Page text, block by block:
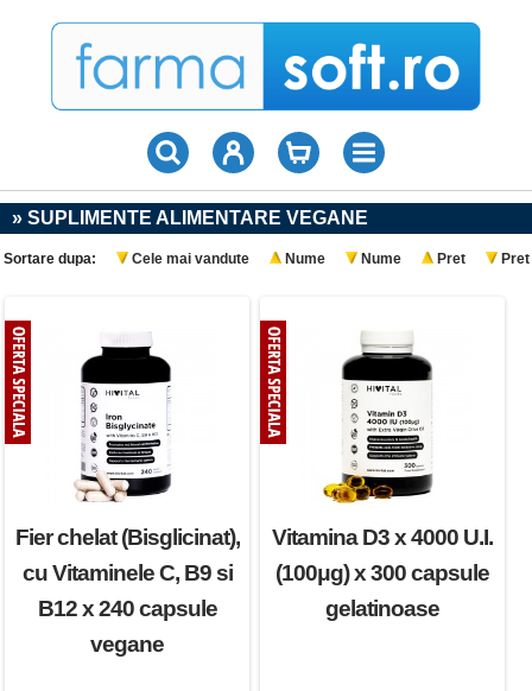
» SUPLIMENTE ALIMENTARE VEGANE
Sortare dupa: Cele mai vandute Nume Nume Pret Pret
Fier chelat (Bisglicinat),
cu Vitaminele C, B9 si
B12 x 240 capsule
vegane
Vitamina D3 x 4000 U.I.
(100μg) x 300 capsule
gelatinoase